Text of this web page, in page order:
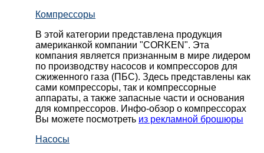
Компрессоры
В этой категории представлена продукция
американкой компании "CORKEN". Эта
компания является признанным в мире лидером
по производству насосов и компрессоров для
сжиженного газа (ПБС). Здесь представлены как
сами компрессоры, так и компрессорные
аппараты, а также запасные части и основания
для компрессоров. Инфо-обзор о компрессорах
Вы можете посмотреть из рекламной брошюры
Насосы